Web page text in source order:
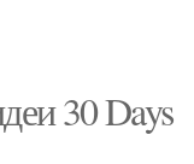
30 Days